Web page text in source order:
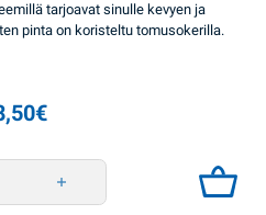
tarjoavat sinulle kevyen ja
pinta on koristeltu tomusokerilla.
€